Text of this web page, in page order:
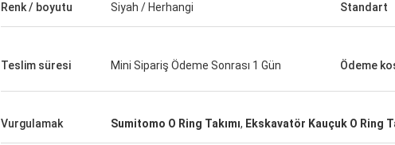
Renk / boyutu Siyah / Herhangi Standart
Teslim süresi Mini Sipariş Ödeme Sonrası 1 Gün Ödeme
Vurgulamak Sumitomo O Ring Takımı, Ekskavatör Kauçuk O Ring